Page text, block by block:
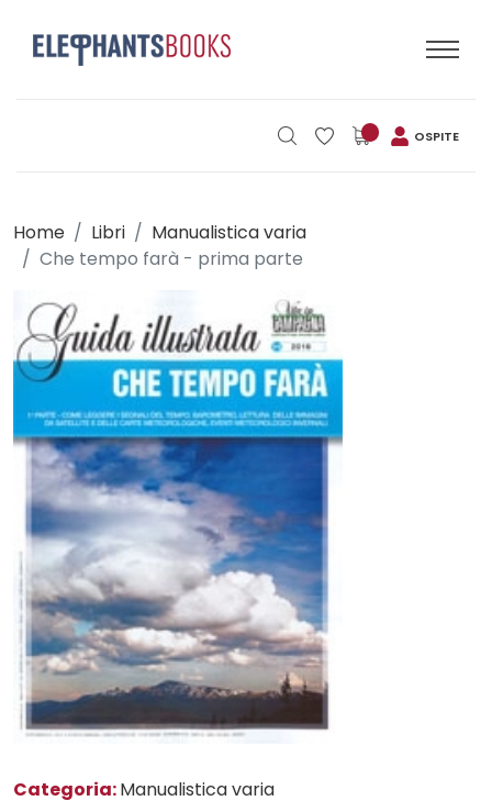
OSPITE
Home Libri
Manualistica varia
Che tempo farà - prima parte
Categoria:Manualistica varia